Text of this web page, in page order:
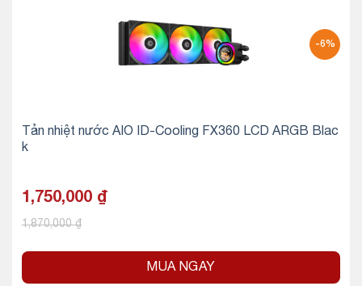
-6%
Tản nhiệt nước AIO ID-Cooling FX360 LCD ARGB Blac
k
1,750,000 ₫
1,870,000₫
MUA NGAY